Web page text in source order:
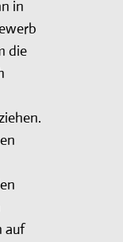
in
die
auf